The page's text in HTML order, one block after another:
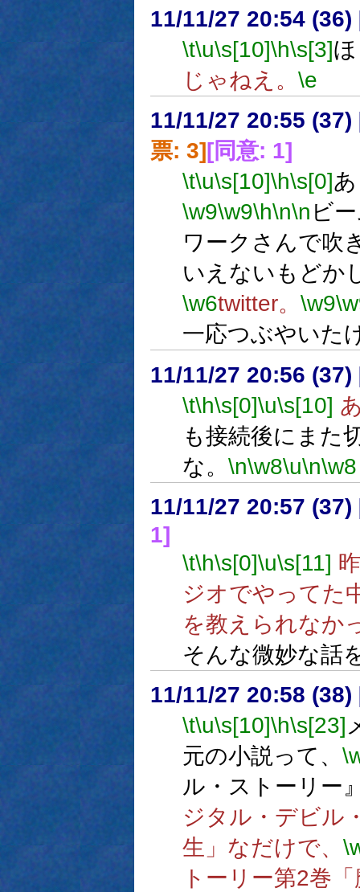
11/11/27 20:54 (36)
\t\u\s[10]\h\s[3]
じゃねえ。 \e
11/11/27 20:55 (37)
票: 3] [同意: 1]
\t\u\s[10]\h\s[0]
\w9\w9\h\n\n ビ
ワークさんで吹
いえないもどか
\w6twitter。 \w9
一応つぶやいた
11/11/27 20:56 (37)
\t\h\s[0]\u\s[10]
も接続後にまた
な。 \n\w8\u\n\w8
11/11/27 20:57 (37)
1]
\t\h\s[0]\u\s[11]
ジオでやってた
を教えられなか
そんな微妙な話
11/11/27 20:58 (38)
\t\u\s[10]\h\s[23]
元の小説って、
ル・ストーリー
ジタル・デビル
生」なだけで、
トーリー第2巻